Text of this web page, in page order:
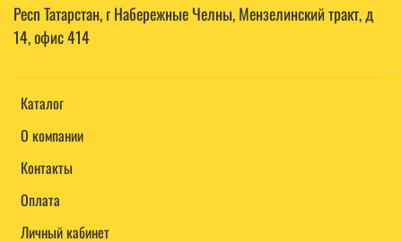
Каталог
О компании
Контакты
Оплата
Личный кабинет
Респ Татарстан, г Набережные Челны, Мензелинский тракт, д
14, офис 414